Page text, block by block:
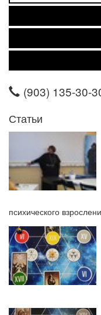
(903) 135-30-
Статьи
психического